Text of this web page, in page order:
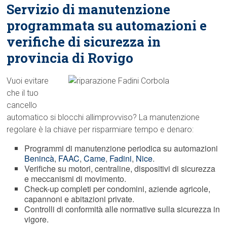
Servizio di manutenzione
programmata su automazioni e
verifiche di sicurezza in
provincia di Rovigo
Vuoi evitare
che il tuo
cancello
automatico si blocchi allimprovviso? La manutenzione
regolare è la chiave per risparmiare tempo e denaro:
Programmi di manutenzione periodica su automazioni
Benincà, FAAC,Came, Fadini, Nice.
Verifiche su motori, centraline, dispositivi di sicurezza
e meccanismi di movimento.
Check-up completi per condomini, aziende agricole,
capannoni e abitazioni private.
Controlli di conformità alle normative sulla sicurezza in
vigore.